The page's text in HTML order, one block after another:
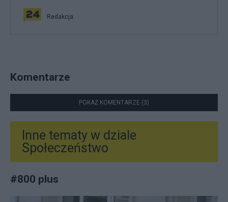
Redakcja
Komentarze
POKAŻ KOMENTARZE (3)
Inne tematy w dziale
Społeczeństwo
#800 plus